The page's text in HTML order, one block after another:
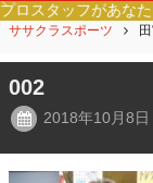
ート。
Previous
ササクラスポーツ
002
2018年10月8日